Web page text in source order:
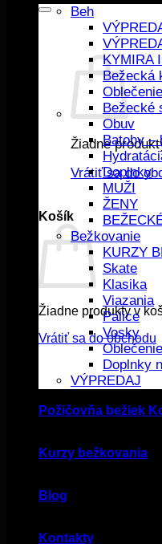
Žiadne
Vrátiť sa do
Košík
Žiadne produkty v
Vrátiť sa do obchodu
Beh
KYMIRA
Bežecká
Oblečenie
Bežecké
Obuv
Batohy –
Doplnky
MUŽI
ŽENY
Bežkovanie
KURZY
Skate
Klasika
Viazania
Palice
Vosky
Doplnky
VÝPREDAJ
Požičovňa bežiek
Kurzy bežkovania
Blog
Kontakty